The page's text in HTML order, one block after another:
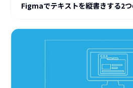
Figmaでテキストを縦書きする2